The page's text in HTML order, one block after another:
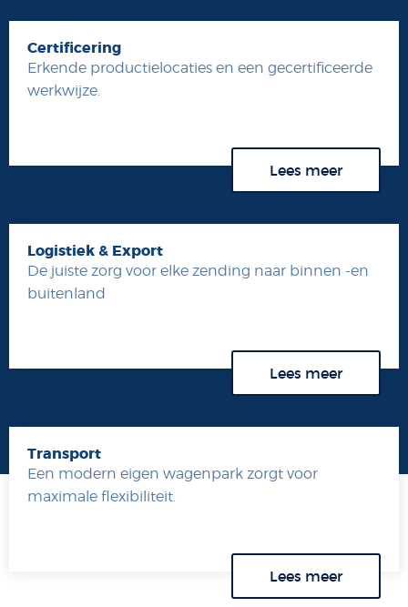
Certificering
Erkende productielocaties en een gecertificeerde
werkwijze.
Lees meer
Logistiek & Export
De juiste zorg voor elke zending naar binnen -en
buitenland
Lees meer
Transport
Een modern eigen wagenpark zorgt voor
maximale flexibiliteit.
Lees meer